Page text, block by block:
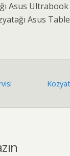
Asus Ultrabook
Asus